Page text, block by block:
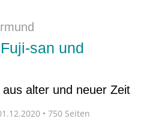
san und
alter und neuer Zeit
• 750 Seiten